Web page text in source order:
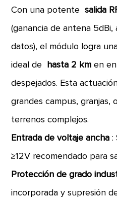
Con una potentesalida
(ganancia de antena 5dBi,
datos), el módulo logra
ideal de
hasta 2 kmen
despejados. Esta
grandes campus, granjas,
terrenos complejos.
Entrada de voltaje ancha:
≥12V recomendado para
Protección de grado
incorporada y supresión